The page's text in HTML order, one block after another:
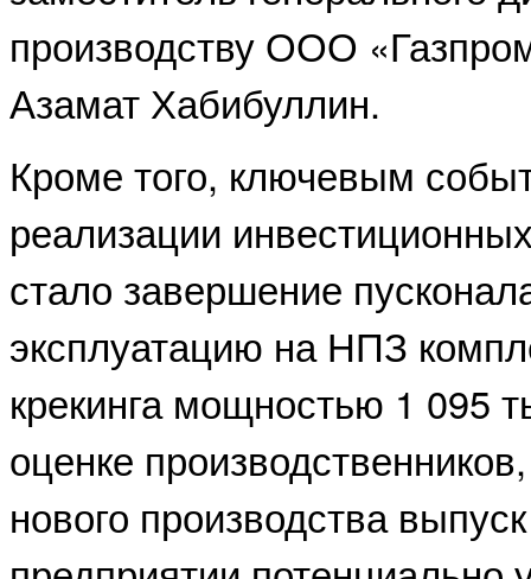
производству ООО
Азамат Хабибуллин.
Кроме того, ключевым
реализации
стало завершение
эксплуатацию на НПЗ
крекинга мощностью 1 095
оценке
нового производства